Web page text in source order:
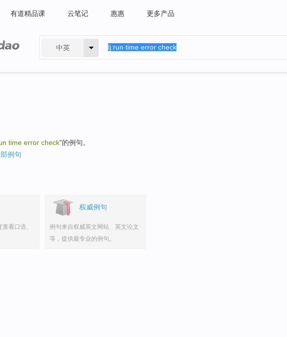
有道精品课 云笔记 惠惠 更多产品
中英
time error check"的例句。
例句
看口语、
权威例句
例句来自权威英文网站、英文论文
等，提供最专业的例句。